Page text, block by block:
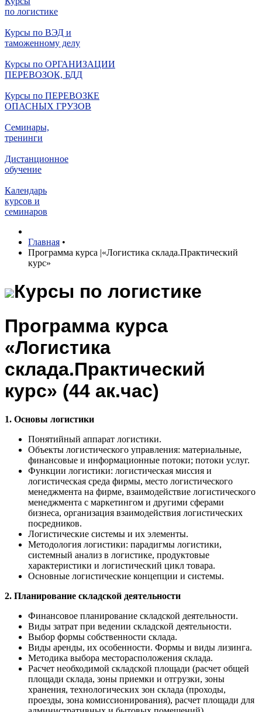
по логистике
Курсы по ВЭД и
таможенному делу
Курсы по ОРГАНИЗАЦИИ
ПЕРЕВОЗОК, БДД
Курсы по ПЕРЕВОЗКЕ
ОПАСНЫХ ГРУЗОВ
Семинары,
тренинги
Дистанционное
обучение
Календарь
курсов и
семинаров
Главная •
Программа курса |«Логистика склада.Практический
курс»
Курсы по логистике
Программа курса
«Логистика
склада.Практический
курс» (44 ак.час)
1. Основы логистики
Понятийный аппарат логистики.
Объекты логистического управления: материальные,
финансовые и информационные потоки; потоки услуг.
Функции логистики: логистическая миссия и
логистическая среда фирмы, место логистического
менеджмента на фирме, взаимодействие логистического
менеджмента с маркетингом и другими сферами
бизнеса, организация взаимодействия логистических
посредников.
Логистические системы и их элементы.
Методология логистики: парадигмы логистики,
системный анализ в логистике, продуктовые
характеристики и логистический цикл товара.
Основные логистические концепции и системы.
2. Планирование складской деятельности
Финансовое планирование складской деятельности.
Виды затрат при ведении складской деятельности.
Выбор формы собственности склада.
Виды аренды, их особенности. Формы и виды лизинга.
Методика выбора месторасположения склада.
Расчет необходимой складской площади (расчет общей
площади склада, зоны приемки и отгрузки, зоны
хранения, технологических зон склада (проходы,
проезды, зона комиссионирования), расчет площади для